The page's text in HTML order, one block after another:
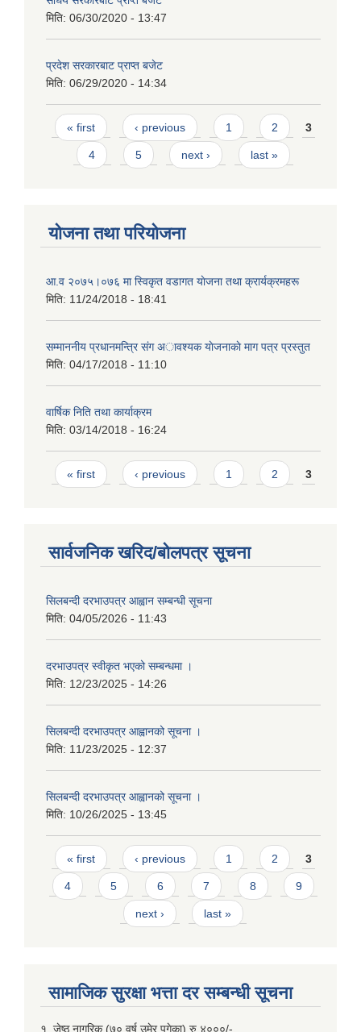
मिति: 06/30/2020 - 13:47
प्रदेश सरकारबाट प्राप्त बजेट
मिति: 06/29/2020 - 14:34
Pages
« first ‹ previous 1 2 3
4 5 next › last »
योजना तथा परियोजना
आ.व २०७५।०७६ मा स्विकृत वडागत याेजना तथा क्रार्यक्रमहरू
मिति: 11/24/2018 - 18:41
सम्माननीय प्रधानमन्त्रि संग अावश्यक याेजनाकाे माग पत्र प्रस्तुत
मिति: 04/17/2018 - 11:10
वार्षिक निति तथा कार्याक्रम
मिति: 03/14/2018 - 16:24
Pages
« first ‹ previous 1 2 3
सार्वजनिक खरिद/बोलपत्र सूचना
सिलबन्दी दरभाउपत्र आह्वान सम्बन्धी सूचना
मिति: 04/05/2026 - 11:43
दरभाउपत्र स्वीकृत भएको सम्बन्धमा ।
मिति: 12/23/2025 - 14:26
सिलबन्दी दरभाउपत्र आह्वानको सूचना ।
मिति: 11/23/2025 - 12:37
सिलबन्दी दरभाउपत्र आह्वानको सूचना ।
मिति: 10/26/2025 - 13:45
Pages
« first ‹ previous 1 2 3
4 5 6 7 8 9
next › last »
सामाजिक सुरक्षा भत्ता दर सम्बन्धी सूचना
१. जेष्ठ नागरिक (७० वर्ष उमेर पुगेका) रु ४०००/-